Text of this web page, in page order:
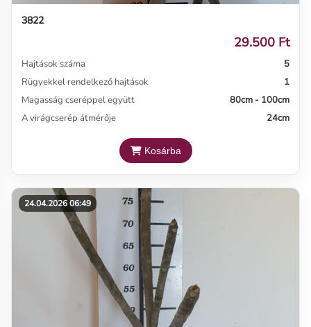
3822
29.500 Ft
Hajtások száma
5
Rügyekkel rendelkező hajtások
1
Magasság cseréppel együtt
80cm - 100cm
A virágcserép átmérője
24cm
Kosárba
24.04.2026 06:49